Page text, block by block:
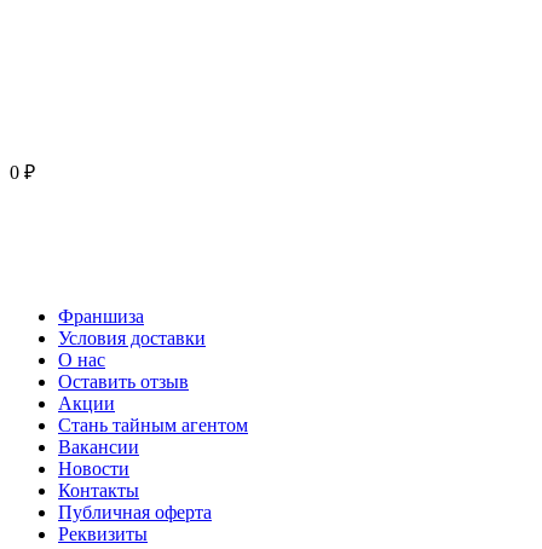
0 ₽
Франшиза
Условия доставки
О нас
Оставить отзыв
Акции
Стань тайным агентом
Вакансии
Новости
Контакты
Публичная оферта
Реквизиты